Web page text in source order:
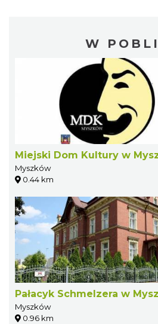
W
Miejski Dom Kultury w
Myszków
0.44 km
Pałacyk Schmelzera w
Myszków
0.96 km